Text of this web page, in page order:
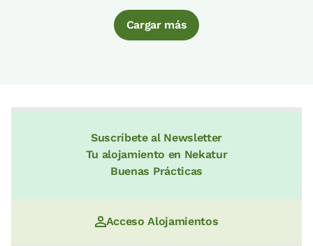
Cargar más
Suscríbete al Newsletter
Tu alojamiento en Nekatur
Buenas Prácticas
Acceso Alojamientos